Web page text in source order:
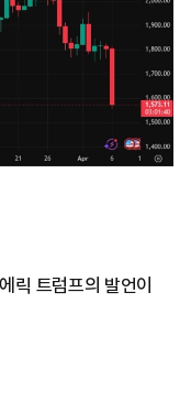
릭 트럼프의 발언이